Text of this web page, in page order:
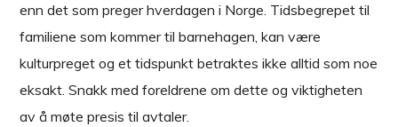
enn det som preger hverdagen i Norge. Tidsbegrepet til
familiene som kommer til barnehagen, kan være
kulturpreget og et tidspunkt betraktes ikke alltid som noe
eksakt. Snakk med foreldrene om dette og viktigheten
av å møte presis til avtaler.